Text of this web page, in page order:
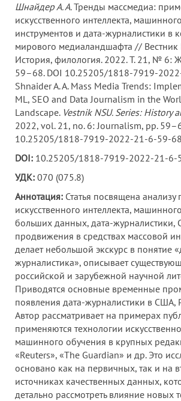
Шнайдер А. А.Тренды массмедиа:
искусственного интеллекта,
инструментов и дата-журналистики в
мирового медиаландшафта // Вестник
История, филология. 2022. Т. 21, № 6:
59–68. DOI 10.25205/1818-7919-
Shnaider A. A. Mass Media Trends:
ML, SEO and Data Journalism in the
Landscape. Vestnik NSU. Series: History
2022, vol. 21, no. 6: Journalism, pp.
10.25205/1818-7919-2022-21-6-59-68
DOI: 10.25205/1818-7919-2022-21-6-
УДК: 070 (075.8)
Аннотация: Статья посвящена
искусственного интеллекта,
больших данных, дата-журналистики,
продвижения в средствах массовой
делает небольшой экскурс в понятие
журналистика», описывает
российской и зарубежной научной
Приводятся основные временные
появления дата-журналистики в США,
Автор рассматривает на примерах
применяются технологии
машинного обучения в крупных
«Reuters», «The Guardian» и др. Это
основано как на первичных, так и на
источниках качественных данных,
детально рассмотреть влияние новых